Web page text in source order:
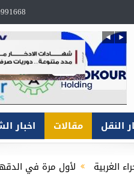
النقل مقالات اخبار
لأول مرة في الدقهلية…محافظ الدقهلية